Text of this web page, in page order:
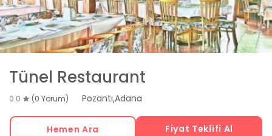
Tünel Restaurant
0.0 (0 Yorum) Pozantı,Adana
Hemen Ara Fiyat Teklifi Al